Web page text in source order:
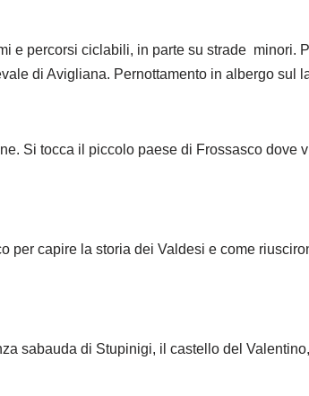
e percorsi ciclabili, in parte su strade
di Avigliana. Pernottamento in albergo sul
Si tocca il piccolo paese di Frossasco dove
per capire la storia dei Valdesi e come
sabauda di Stupinigi, il castello del